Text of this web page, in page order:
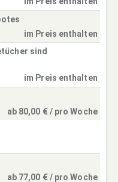
im Preis enthalten
sind
im Preis enthalten
ab 80,00 € / pro Woche
ab 77,00 € / pro Woche